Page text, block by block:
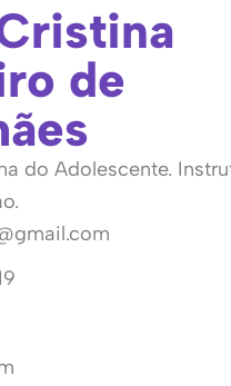
de
do Adolescente.